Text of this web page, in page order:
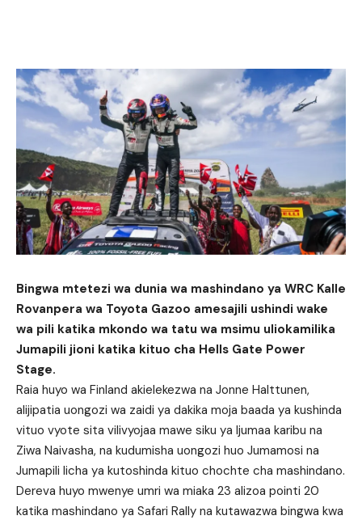
Bingwa mtetezi wa dunia wa mashindano ya WRC Kalle
Rovanpera wa Toyota Gazoo amesajili ushindi wake
wa pili katika mkondo wa tatu wa msimu uliokamilika
Jumapili jioni katika kituo cha Hells Gate Power
Stage.
Raia huyo wa Finland akielekezwa na Jonne Halttunen,
alijipatia uongozi wa zaidi ya dakika moja baada ya kushinda
vituo vyote sita vilivyojaa mawe siku ya Ijumaa karibu na
Ziwa Naivasha, na kudumisha uongozi huo Jumamosi na
Jumapili licha ya kutoshinda kituo chochte cha mashindano.
Dereva huyo mwenye umri wa miaka 23 alizoa pointi 20
katika mashindano ya Safari Rally na kutawazwa bingwa kwa